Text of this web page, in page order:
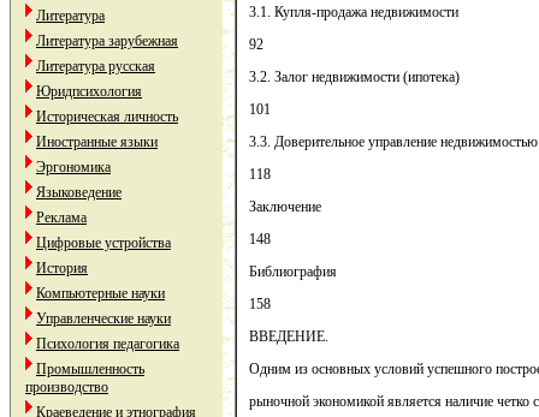
Литература
Литература зарубежная
Литература русская
Юридпсихология
Историческая личность
Иностранные языки
Эргономика
Языковедение
Реклама
Цифровые устройства
История
Компьютерные науки
Управленческие науки
Психология педагогика
Промышленность
производство
Краеведение и этнография
3.1. Купля-продажа недвижимости
92
3.2. Залог недвижимости (ипотека)
101
3.3. Доверительное управление недвижимостью
118
Заключение
148
Библиография
158
ВВЕДЕНИЕ.
Одним из основных условий успешного
рыночной экономикой является наличие